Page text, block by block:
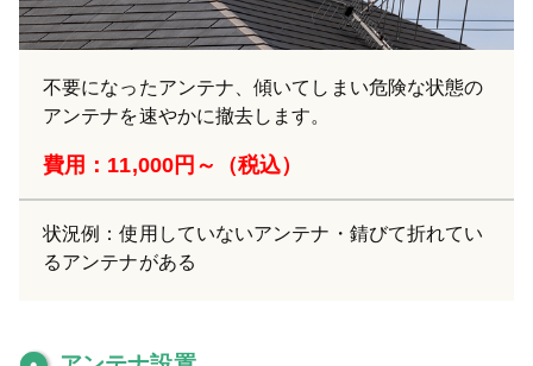
不要になったアンテナ、傾いてしまい危険な状態の
アンテナを速やかに撤去します。
費用：11,000円～（税込）
状況例：使用していないアンテナ・錆びて折れてい
るアンテナがある